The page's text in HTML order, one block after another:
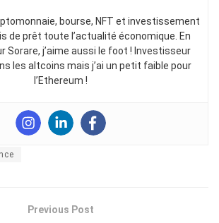
bourse, NFT et investissement
de prêt toute l’actualité économique. En
Sorare, j’aime aussi le foot ! Investisseur
les altcoins mais j’ai un petit faible pour
l’Ethereum !
Previous Post